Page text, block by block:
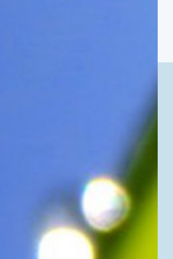
月秋，秋後油」這句俗諺的意
思是：根據老一輩人的說法，
如果立秋這一天是在農曆六
月，則漁民的作業期會比較早
結束；如果「立秋日」在七
月，則天氣會持續穩定，今年
的捕魚季節就會比較長，而漁
民們的收入也會相對提高呢！